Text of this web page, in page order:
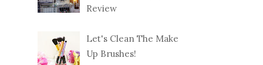
Review
Let's Clean The Make
Up Brushes!